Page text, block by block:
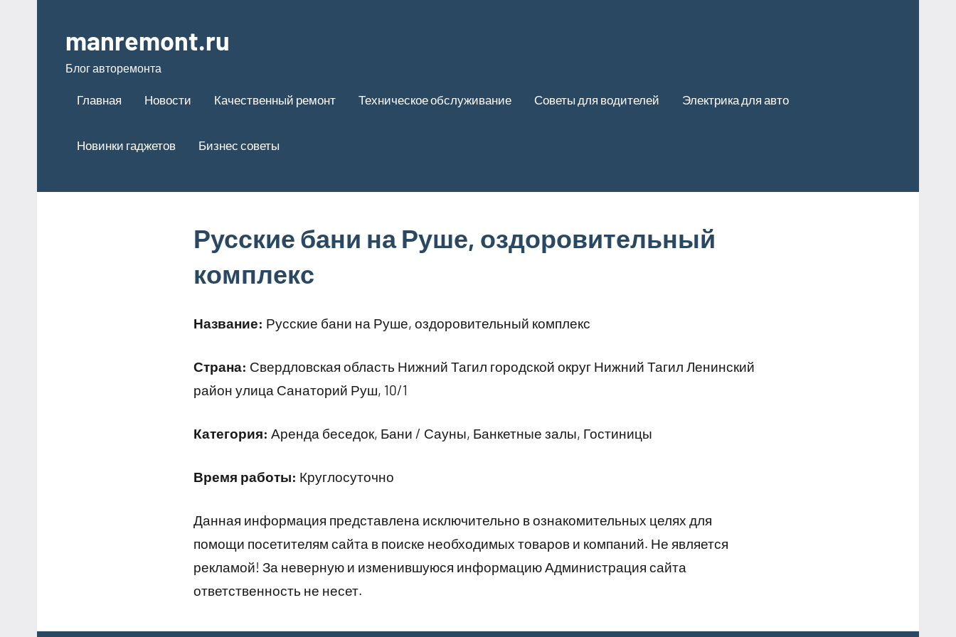
содержимому
manremont.ru
Блог авторемонта
Главная Новости Качественный ремонт Техническое обслуживание Советы для водителей Электрика для авто
Новинки гаджетов Бизнес советы
Русские бани на Руше, оздоровительный
комплекс
Название: Русские бани на Руше, оздоровительный комплекс
Страна: Свердловская область Нижний Тагил городской округ Нижний Тагил Ленинский
район улица Санаторий Руш, 10/1
Категория: Аренда беседок, Бани / Сауны, Банкетные залы, Гостиницы
Время работы: Круглосуточно
Данная информация представлена исключительно в ознакомительных целях для
помощи посетителям сайта в поиске необходимых товаров и компаний. Не является
рекламой! За неверную и изменившуюся информацию Администрация сайта
ответственность не несет.